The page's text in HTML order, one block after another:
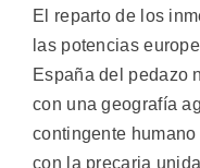
El reparto de los
las potencias
España del pedazo
con una geografía
contingente
con la precaria